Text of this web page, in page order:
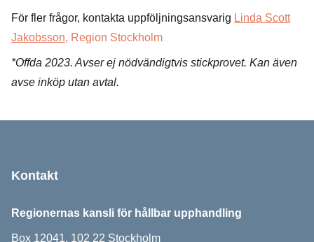
För fler frågor, kontakta uppföljningsansvarig Linda Scott
Jakobsson, Region Stockholm
*Offda 2023. Avser ej nödvändigtvis stickprovet. Kan även
avse inköp utan avtal.
Kontakt
Regionernas kansli för hållbar upphandling
Box 12041, 102 22 Stockholm